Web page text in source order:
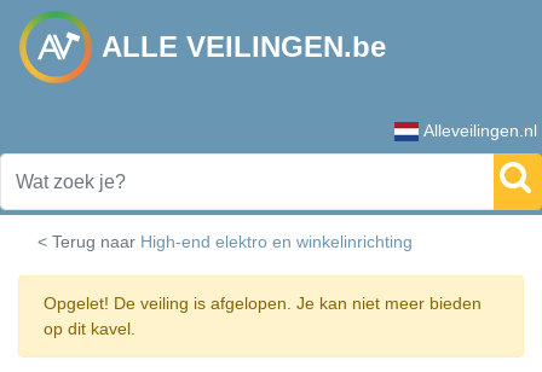
ALLE VEILINGEN.be
Alleveilingen.nl
< Terug naar High-end elektro en winkelinrichting
Opgelet! De veiling is afgelopen. Je kan niet meer bieden
op dit kavel.